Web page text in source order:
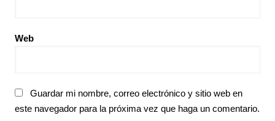
Web
Guardar mi nombre, correo electrónico y sitio web en
este navegador para la próxima vez que haga un comentario.